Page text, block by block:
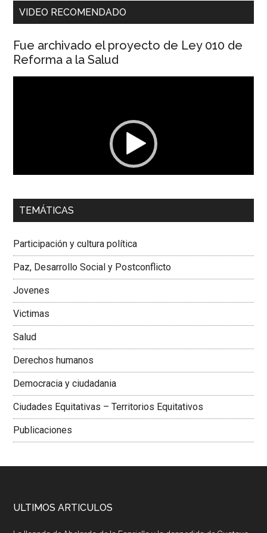
VIDEO RECOMENDADO
Fue archivado el proyecto de Ley 010 de
Reforma a la Salud
00:00 01:04
Dra. Carolina Corcho Mejía,Presidenta Corporación
Colombiana
TEMÁTICAS
Participación y cultura política
Paz, Desarrollo Social y Postconflicto
Jovenes
Victimas
Salud
Derechos humanos
Democracia y ciudadania
Ciudades Equitativas – Territorios Equitativos
Publicaciones
ULTIMOS ARTICULOS